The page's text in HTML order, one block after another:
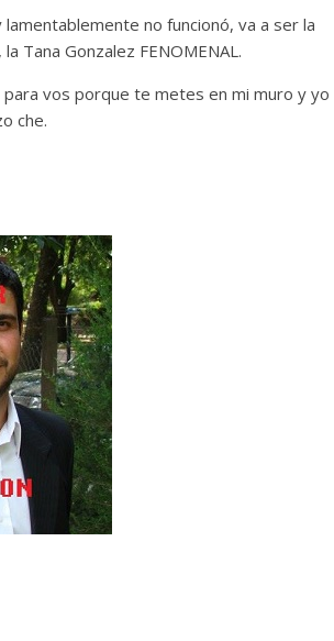
no funcionó, va a ser la
Tana Gonzalez FENOMENAL.
vos porque te metes en mi muro y yo
che.